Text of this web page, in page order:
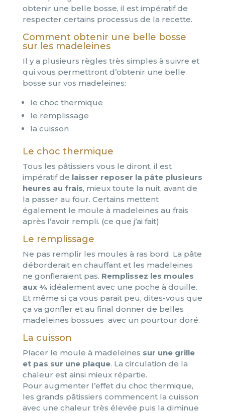
obtenir une belle bosse, il est impératif de
respecter certains processus de la recette.
Comment obtenir une belle bosse
sur les madeleines
Il y a plusieurs règles très simples à suivre et
qui vous permettront d’obtenir une belle
bosse sur vos madeleines:
le choc thermique
le remplissage
la cuisson
Le choc thermique
Tous les pâtissiers vous le diront, il est
impératif de laisser reposer la pâte plusieurs
heures au frais, mieux toute la nuit, avant de
la passer au four. Certains mettent
également le moule à madeleines au frais
après l’avoir rempli. (ce que j’ai fait)
Le remplissage
Ne pas remplir les moules à ras bord. La pâte
déborderait en chauffant et les madeleines
ne gonfleraient pas. Remplissez les moules
aux ¾ idéalement avec une poche à douille.
Et même si ça vous parait peu, dites-vous que
ça va gonfler et au final donner de belles
madeleines bossues avec un pourtour doré.
La cuisson
Placer le moule à madeleines sur une grille
et pas sur une plaque. La circulation de la
chaleur est ainsi mieux répartie.
Pour augmenter l’effet du choc thermique,
les grands pâtissiers commencent la cuisson
avec une chaleur très élevée puis la diminue